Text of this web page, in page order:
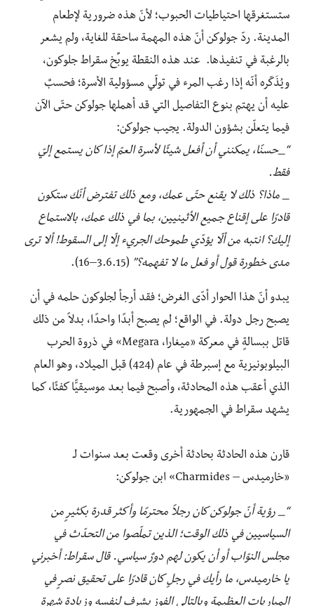
ستستغرقها احتياطيات الحبوب؛ لأنّ هذه ضرورية لإطعام
المدينة. ردّ جولوكن أنّ هذه المهمة ساحقة للغاية، ولم يشعر
بالرغبة في تنفيذها. عند هذه النقطة يوبِّخ سقراط جلوكون،
ويُذَكّره أنّه إذا رغب المرء في تولّي مسؤولية الأسرة؛ فحسبٌ
عليه أن يهتم بنوع التفاصيل التي قد أهملها جولوكن حتّى الآن
فيما يتعلّن بشؤون الدولة. يجيب جولوكن:
“_حسنًا، يمكنني أن أفعل شيئًا لأسرة العمّ إذا كان يستمع إليّ
فقط.
_ ماذا؟ ذلك لا يقنع حتّى عمك، ومع ذلك تفترض أنّك ستكون
قادرًا على إقناع جميع الأثينيين، بما في ذلك عمك، بالاستماع
إليك؟ انتبه من ألّا يؤدّي طموحك الجريء إلّا إلى السقوط! ألا ترى
مدى خطورة قول أو فعل ما لا تفهمه؟” (3.6.15–16).
يبدو أنّ هذا الحوار أدّى الغرض؛ فقد أرجأ لجلوكون حلمه في أن
يصبح رجل دولة. في الواقع؛ لم يصبح أبدًا واحدًا، بدلاً من ذلك
قاتل ببسالةٍ في معركة «ميغارا، Megara» في ذروة الحرب
البيلوبونيزية مع إسبرطة في عام (424) قبل الميلاد، وهو العام
الذي أعقب هذه المحادثة، وأصبح فيما بعد موسيقيًّا كفئًا، كما
يشهد سقراط في الجمهورية.
قارن هذه الحادثة بحادثة أخرى وقعت بعد سنوات لـ
«خارميدس – Charmides» ابن جولوكن:
“_ رؤية أنّ جولوكن كان رجلاً محترمًا وأكثر قدرة بكثيرٍ من
السياسيين في ذلك الوقت؛ الذين تملّصوا من التحدّث في
مجلس النوّاب أو أن يكون لهم دورٌ سياسي. قال سقراط: أخبرني
يا خارميدس، ما رأيك في رجلٍ كان قادرًا على تحقيق نصرٍ في